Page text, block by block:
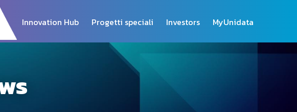
Innovation Hub Progetti speciali Investors MyUnidata